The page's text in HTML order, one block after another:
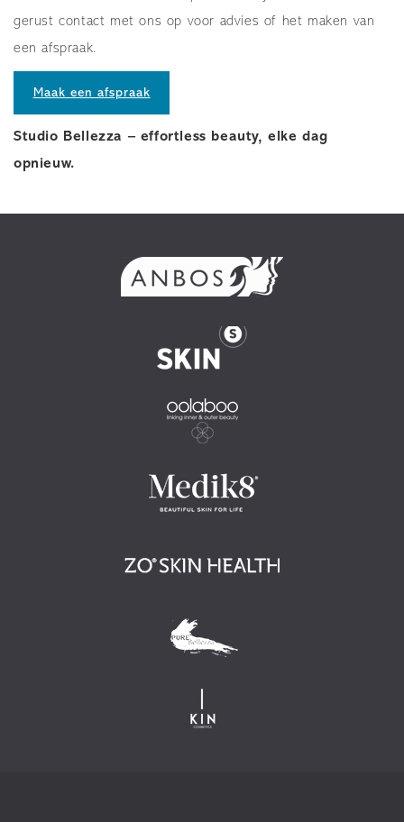
gerust contact met ons op voor advies of het maken van
een afspraak.
Maak een afspraak
Studio Bellezza – effortless beauty, elke dag
opnieuw.